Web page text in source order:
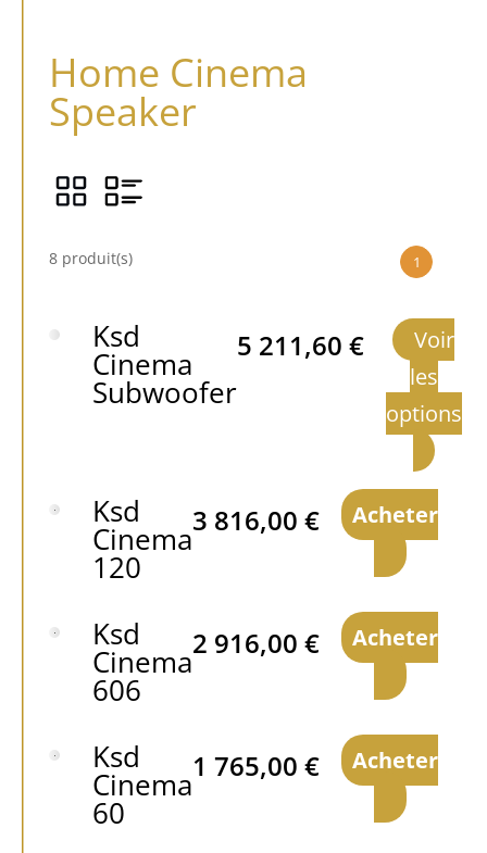
Home Cinema
Speaker
8 produit(s) 1
Ksd
Cinema
Subwoofer
5 211,60 €
Voir
les
options
Ksd
Cinema
120
3 816,00€ Acheter
Ksd
Cinema
606
2 916,00€ Acheter
Ksd
Cinema
60
1 765,00€ Acheter